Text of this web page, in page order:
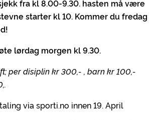
fra kl 8.00-9.30. hasten må være
starter kl 10. Kommer du fredag
lørdag morgen kl 9.30.
per disiplin kr 300,- , barn kr 100,-
via sporti.no innen 19. April